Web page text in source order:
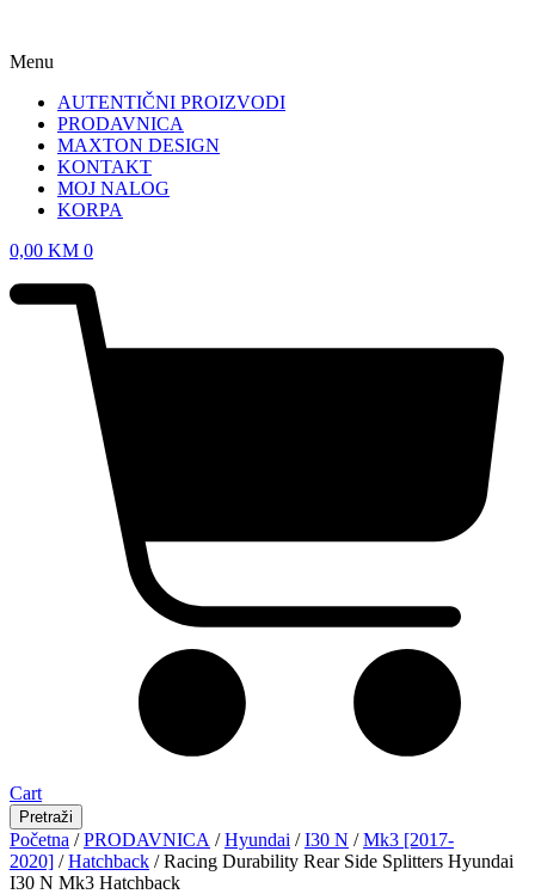
Menu
AUTENTIČNI PROIZVODI
PRODAVNICA
MAXTON DESIGN
KONTAKT
MOJ NALOG
KORPA
0,00 KM 0
Cart
Pretraži
Početna /PRODAVNICA /Hyundai /I30 N /Mk3 [2017-
2020] /Hatchback / Racing Durability Rear Side Splitters Hyundai
I30 N Mk3 Hatchback